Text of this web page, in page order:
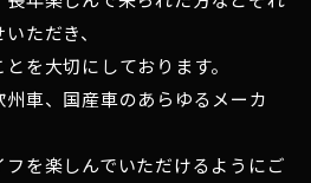
ただき、
を大切にしております。
車、国産車のあらゆるメーカ
を楽しんでいただけるようにご